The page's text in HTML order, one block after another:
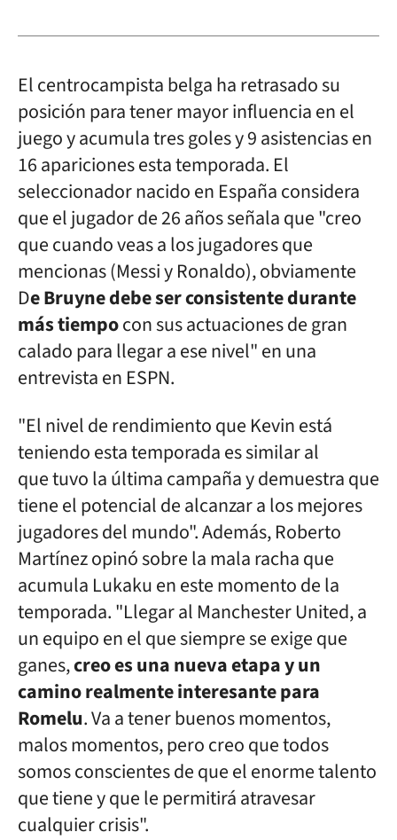
El centrocampista belga ha retrasado su
posición para tener mayor influencia en el
juego y acumula tres goles y 9 asistencias en
16 apariciones esta temporada. El
seleccionador nacido en España considera
que el jugador de 26 años señala que "creo
que cuando veas a los jugadores que
mencionas (Messi y Ronaldo), obviamente
De Bruyne debe ser consistente durante
más tiempocon sus actuaciones de gran
calado para llegar a ese nivel" en una
entrevista en ESPN.
"El nivel de rendimiento que Kevin está
teniendo esta temporada es similar al
que tuvo la última campaña y demuestra que
tiene el potencial de alcanzar a los mejores
jugadores del mundo". Además, Roberto
Martínez opinó sobre la mala racha que
acumula Lukaku en este momento de la
temporada. "Llegar al Manchester United, a
un equipo en el que siempre se exige que
ganes,creo es una nueva etapa y un
camino realmente interesante para
Romelu. Va a tener buenos momentos,
malos momentos, pero creo que todos
somos conscientes de que el enorme talento
que tiene y que le permitirá atravesar
cualquier crisis".